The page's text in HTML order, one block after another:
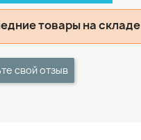
товары на складе
свой отзыв